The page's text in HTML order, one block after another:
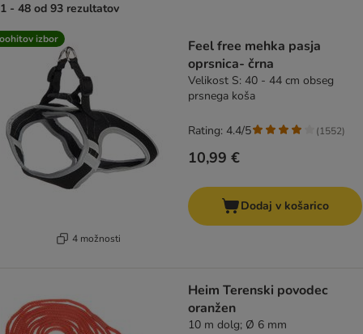
1 - 48 od 93 rezultatov
product items have been changed
izbor
4 možnosti
Feel free mehka pasja
oprsnica- črna
Velikost S: 40 - 44 cm obseg
prsnega koša
10,99 €
Rating: 4.4/5 (1552)
Dodaj v košarico
Heim Terenski povodec
oranžen
10 m dolg; Ø 6 mm